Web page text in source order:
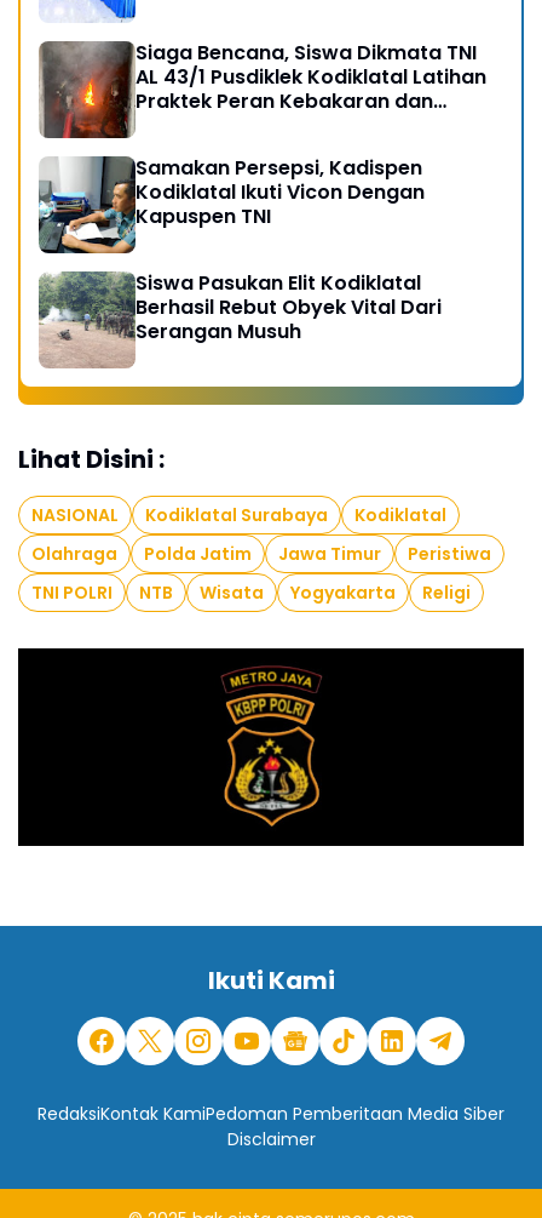
Siaga Bencana, Siswa Dikmata TNI
AL 43/1 Pusdiklek Kodiklatal Latihan
Praktek Peran Kebakaran dan
Samakan Persepsi, Kadispen
Kodiklatal Ikuti Vicon Dengan
Kapuspen TNI
Siswa Pasukan Elit Kodiklatal
Berhasil Rebut Obyek Vital Dari
Serangan Musuh
Lihat Disini :
NASIONAL Kodiklatal Surabaya
Kodiklatal
Olahraga
Polda Jatim Jawa Timur
Peristiwa
TNI POLRI
NTB Wisata Yogyakarta Religi
Ikuti Kami
RedaksiKontak KamiPedoman Pemberitaan Media Siber
Disclaimer